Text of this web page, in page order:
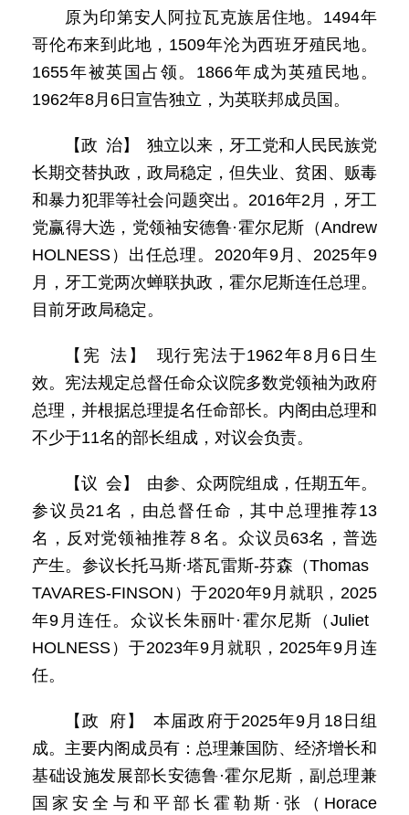
原为印第安人阿拉瓦克族居住地。1494年
哥伦布来到此地，1509年沦为西班牙殖民地。
1655年被英国占领。1866年成为英殖民地。
1962年8月6日宣告独立，为英联邦成员国。
【政 治】 独立以来，牙工党和人民民族党
长期交替执政，政局稳定，但失业、贫困、贩毒
和暴力犯罪等社会问题突出。2016年2月，牙工
党赢得大选，党领袖安德鲁·霍尔尼斯（Andrew
HOLNESS）出任总理。2020年9月、2025年9
月，牙工党两次蝉联执政，霍尔尼斯连任总理。
目前牙政局稳定。
【宪 法】 现行宪法于1962年8月6日生
效。宪法规定总督任命众议院多数党领袖为政府
总理，并根据总理提名任命部长。内阁由总理和
不少于11名的部长组成，对议会负责。
【议 会】 由参、众两院组成，任期五年。
参议员21名，由总督任命，其中总理推荐13
名，反对党领袖推荐８名。众议员63名，普选
产生。参议长托马斯·塔瓦雷斯-芬森（Thomas
TAVARES-FINSON）于2020年9月就职，2025
年9月连任。众议长朱丽叶·霍尔尼斯（Juliet
HOLNESS）于2023年9月就职，2025年9月连
任。
【政 府】 本届政府于2025年9月18日组
成。主要内阁成员有：总理兼国防、经济增长和
基础设施发展部长安德鲁·霍尔尼斯，副总理兼
国家安全与和平部长霍勒斯·张（Horace